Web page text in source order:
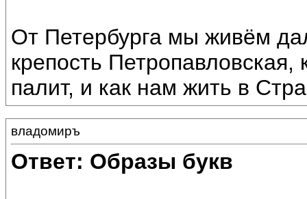
От Петербурга мы живём
крепость
палит, и как нам жить в
владомиръ
Ответ: Образы букв